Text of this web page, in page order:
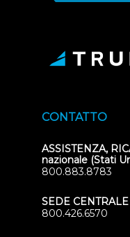
CONTATTO
ASSISTENZA,
nazionale (Stati
800.883.8783
SEDE CENTRALE
800.426.6570